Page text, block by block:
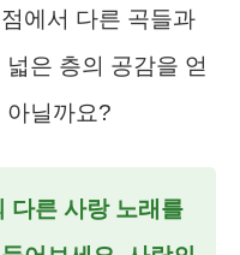
에서 다른 곡들과
은 층의 공감을 얻
아닐까요?
다른 사랑 노래를